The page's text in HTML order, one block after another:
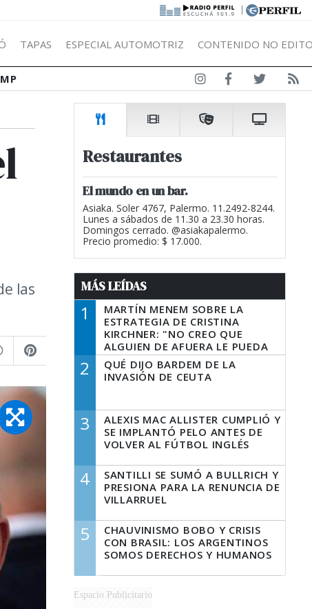
|
TAPAS ESPECIAL AUTOMOTRIZ CONTENIDO NO
las
Restaurantes
El mundo en un bar.
Asiaka. Soler 4767, Palermo. 11.2492-8244.
Lunes a sábados de 11.30 a 23.30 horas.
Domingos cerrado. @asiakapalermo.
Precio promedio: $ 17.000.
MÁS LEÍDAS
1
MARTÍN MENEM SOBRE LA
ESTRATEGIA DE CRISTINA
KIRCHNER: "NO CREO QUE
ALGUIEN DE AFUERA LE PUEDA
DECIR A LA JUSTICIA LO QUE
TIENE QUE HACER"
2
QUÉ DIJO BARDEM DE LA
INVASIÓN DE CEUTA
3
ALEXIS MAC ALLISTER CUMPLIÓ Y
SE IMPLANTÓ PELO ANTES DE
VOLVER AL FÚTBOL INGLÉS
4
SANTILLI SE SUMÓ A BULLRICH Y
PRESIONA PARA LA RENUNCIA DE
VILLARRUEL
5
CHAUVINISMO BOBO Y CRISIS
CON BRASIL: LOS ARGENTINOS
SOMOS DERECHOS Y HUMANOS
Espacio Publicitario